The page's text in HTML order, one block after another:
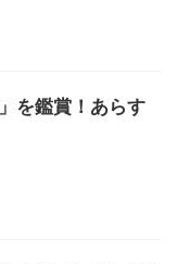
を鑑賞！あらす